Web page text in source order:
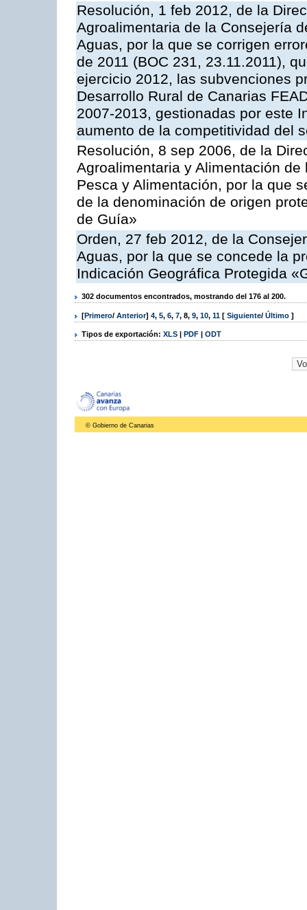
Resolución, 1 feb 2012, de la
Agroalimentaria de la Consejería
Aguas, por la que se corrigen
de 2011 (BOC 231, 23.11.2011),
ejercicio 2012, las subvenciones
Desarrollo Rural de Canarias
2007-2013, gestionadas por este
aumento de la competitividad del
Resolución, 8 sep 2006, de la
Agroalimentaria y Alimentación
Pesca y Alimentación, por la que
de la denominación de origen
de Guía»
Orden, 27 feb 2012, de la
Aguas, por la que se concede la
Indicación Geográfica Protegida
302 documentos encontrados, mostrando del 176 al 200.
[Primero/ Anterior] 4, 5, 6, 7, 8, 9, 10, 11 [ Siguiente/ Último ]
Tipos de exportación: XLS | PDF | ODT
© Gobierno de Canarias